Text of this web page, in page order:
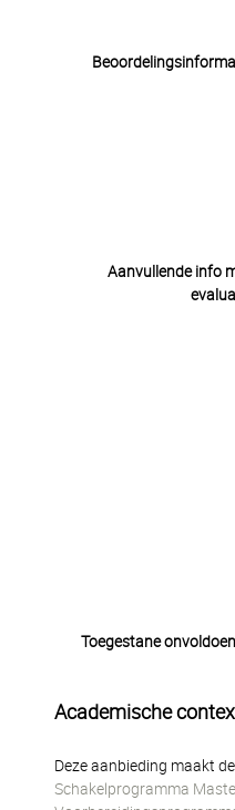
Aanvullende info
Toegestane
Academische
Deze aanbieding maakt
Schakelprogramma